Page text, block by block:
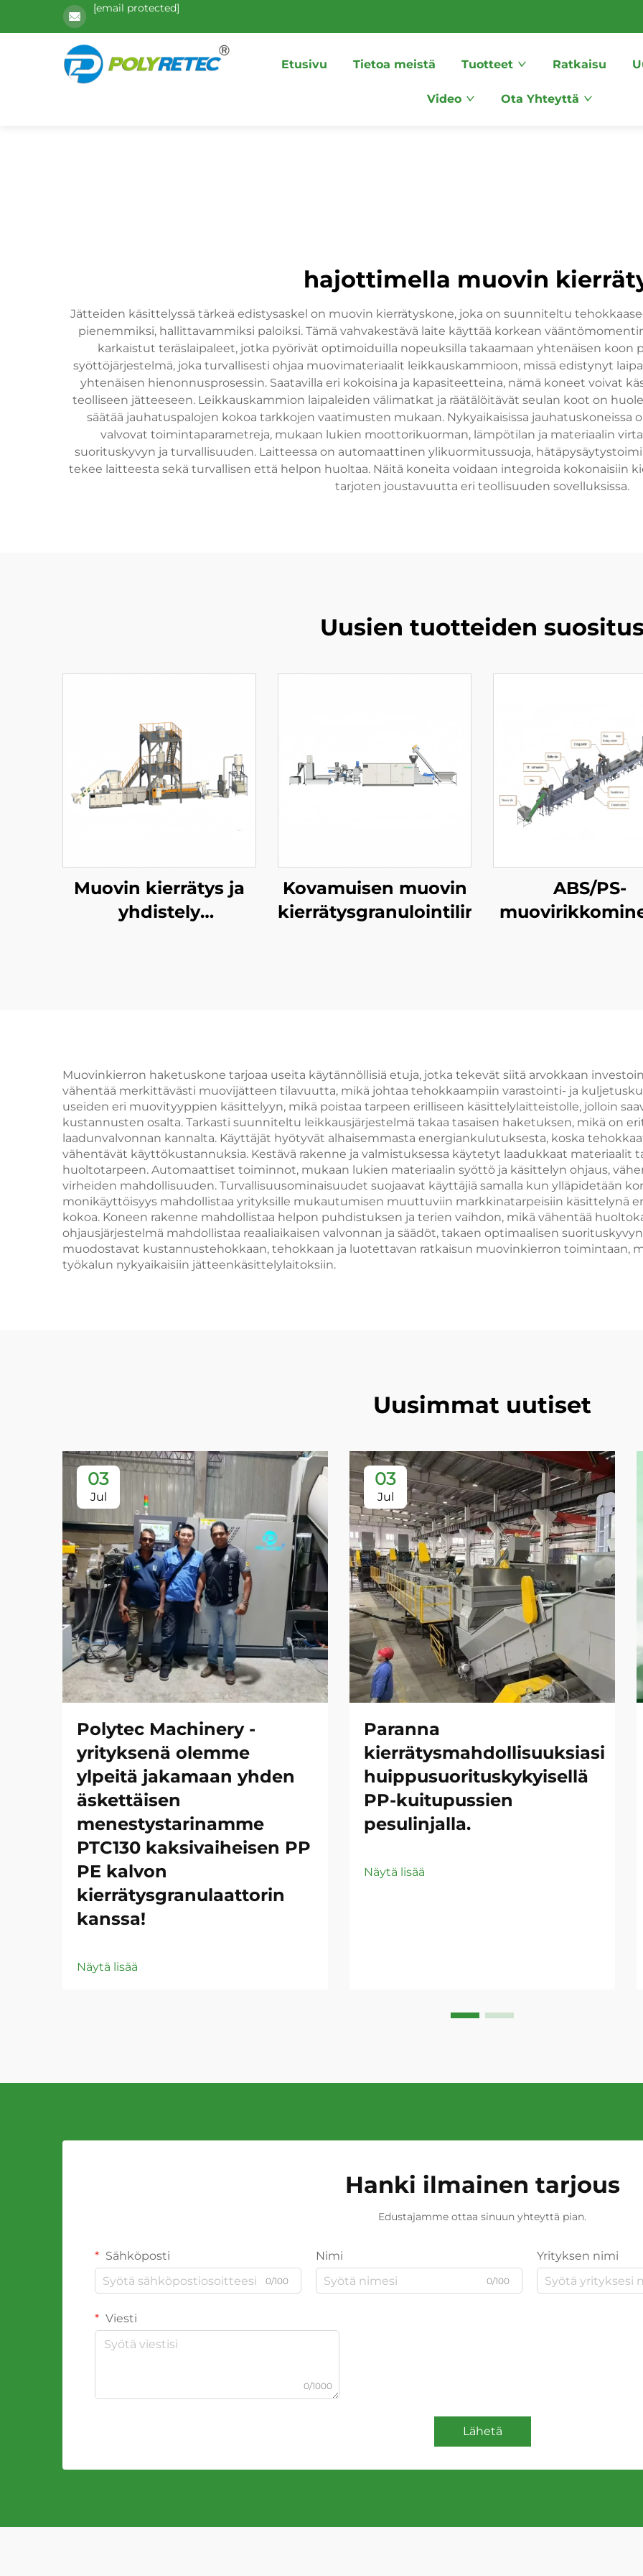
[email protected]
Etusivu Tietoa meistä Tuotteet Ratkaisu
Video Ota Yhteyttä
hajottimella muovin
Jätteiden käsittelyssä tärkeä edistysaskel on muovin kierrätyskone, joka on suunniteltu
pienemmiksi, hallittavammiksi paloiksi. Tämä vahvakestävä laite käyttää korkean
karkaistut teräslaipaleet, jotka pyörivät optimoiduilla nopeuksilla takaamaan yhtenäisen koon
syöttöjärjestelmä, joka turvallisesti ohjaa muovimateriaalit leikkauskammioon, missä edistynyt
yhtenäisen hienonnusprosessin. Saatavilla eri kokoisina ja kapasiteetteina, nämä koneet voivat
teolliseen jätteeseen. Leikkauskammion laipaleiden välimatkat ja räätälöitävät seulan koot on
säätää jauhatuspalojen kokoa tarkkojen vaatimusten mukaan. Nykyaikaisissa jauhatuskoneissa
valvovat toimintaparametreja, mukaan lukien moottorikuorman, lämpötilan ja materiaalin
suorituskyvyn ja turvallisuuden. Laitteessa on automaattinen ylikuormitussuoja,
tekee laitteesta sekä turvallisen että helpon huoltaa. Näitä koneita voidaan integroida kokonaisiin
tarjoten joustavuutta eri teollisuuden sovelluksissa.
Uusien tuotteiden
Muovin kierrätys ja
yhdistely
Kovamuisen muovin
kierrätysgranulointilinja
ABS/PS-
Muovinkierron haketuskone tarjoaa useita käytännöllisiä etuja, jotka tekevät siitä arvokkaan
vähentää merkittävästi muovijätteen tilavuutta, mikä johtaa tehokkaampiin varastointi- ja
useiden eri muovityyppien käsittelyyn, mikä poistaa tarpeen erilliseen käsittelylaitteistolle, jolloin
kustannusten osalta. Tarkasti suunniteltu leikkausjärjestelmä takaa tasaisen haketuksen, mikä on
laadunvalvonnan kannalta. Käyttäjät hyötyvät alhaisemmasta energiankulutuksesta, koska
vähentävät käyttökustannuksia. Kestävä rakenne ja valmistuksessa käytetyt laadukkaat materiaalit
huoltotarpeen. Automaattiset toiminnot, mukaan lukien materiaalin syöttö ja käsittelyn ohjaus,
virheiden mahdollisuuden. Turvallisuusominaisuudet suojaavat käyttäjiä samalla kun ylläpidetään
monikäyttöisyys mahdollistaa yrityksille mukautumisen muuttuviin markkinatarpeisiin käsittelynä
kokoa. Koneen rakenne mahdollistaa helpon puhdistuksen ja terien vaihdon, mikä vähentää
ohjausjärjestelmä mahdollistaa reaaliaikaisen valvonnan ja säädöt, takaen optimaalisen
muodostavat kustannustehokkaan, tehokkaan ja luotettavan ratkaisun muovinkierron toimintaan,
työkalun nykyaikaisiin jätteenkäsittelylaitoksiin.
Uusimmat uutiset
03
Jul
Polytec Machinery -
yrityksenä olemme
ylpeitä jakamaan yhden
äskettäisen
menestystarinamme
PTC130 kaksivaiheisen PP
PE kalvon
kierrätysgranulaattorin
kanssa!
Näytä lisää
03
Jul
Paranna
kierrätysmahdollisuuksiasi
huippusuorituskykyisellä
PP-kuitupussien
pesulinjalla.
Näytä lisää
Hanki ilmainen tarjous
Edustajamme ottaa sinuun yhteyttä pian.
Sähköposti
0/100
Nimi
0/100
Yrityksen nimi
Viesti
0/1000
Lähetä